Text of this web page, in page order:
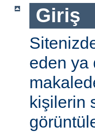
Giriş
eden ya
kişilerin